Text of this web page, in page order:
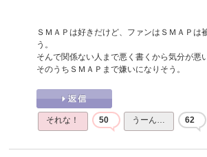
ＳＭＡＰは好きだけど、ファンはＳＭＡＰは
う。
そんで関係ない人まで悪く書くから気分が悪い
そのうちＳＭＡＰまで嫌いになりそう。
それな！ 50 うーん… 62